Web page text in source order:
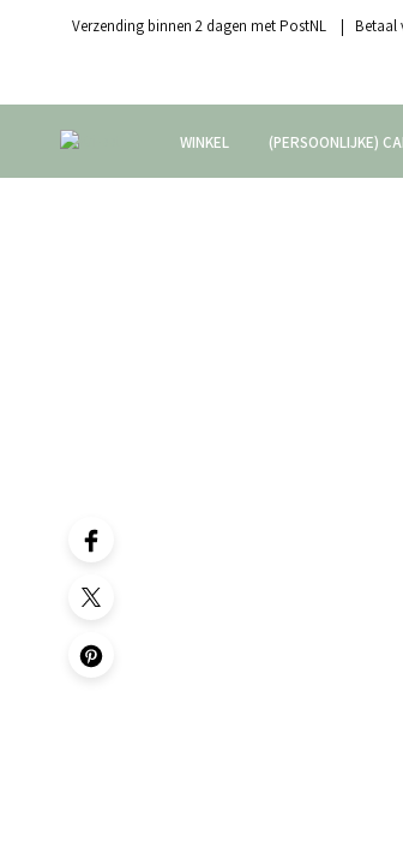
Verzending binnen 2 dagen met PostNL |
WINKEL (PERSOONLIJKE)